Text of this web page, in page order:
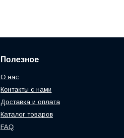
Полезное
О нас
Контакты с нами
Доставка и оплата
Каталог товаров
FAQ